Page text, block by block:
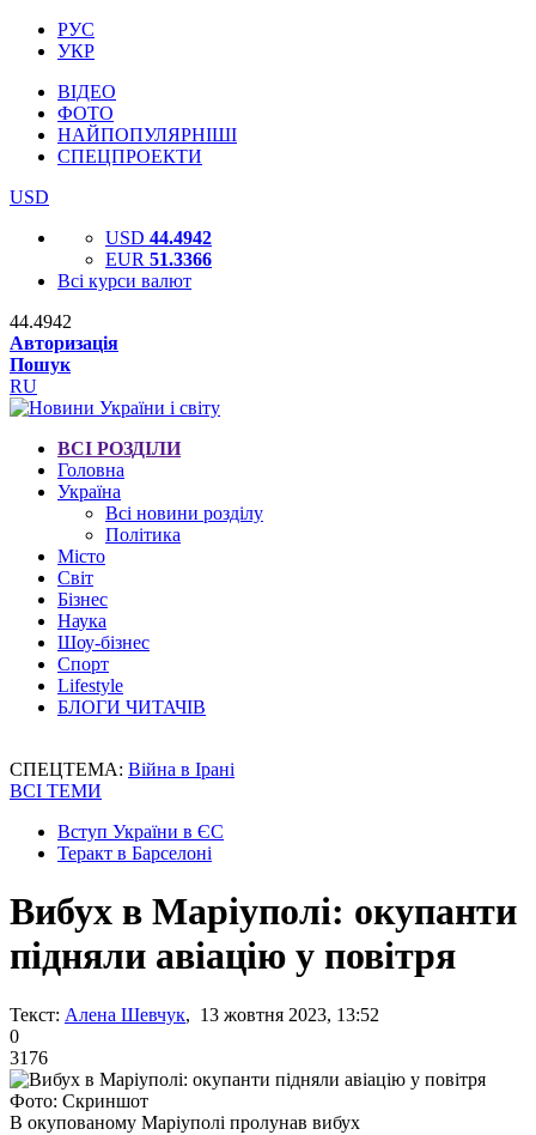
РУС
УКР
ВІДЕО
ФОТО
НАЙПОПУЛЯРНІШІ
СПЕЦПРОЕКТИ
USD
USD 44.4942
EUR 51.3366
Всі курси валют
44.4942
Авторизація
Пошук
RU
ВСІ РОЗДІЛИ
Головна
Україна
Всі новини розділу
Політика
Місто
Світ
Бізнес
Наука
Шоу-бізнес
Спорт
Lifestyle
БЛОГИ ЧИТАЧІВ
СПЕЦТЕМА: Війна в Ірані
ВСІ ТЕМИ
Вступ України в ЄС
Теракт в Барселоні
Вибух в Маріуполі: окупанти
підняли авіацію у повітря
Текст: Алена Шевчук, 13 жовтня 2023, 13:52
0
3176
Фото: Скриншот
В окупованому Маріуполі пролунав вибух